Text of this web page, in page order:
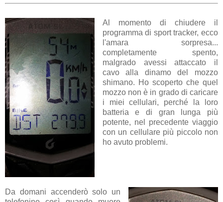
Al momento di chiudere il
programma di sport tracker, ecco
l'amara sorpresa...
completamente spento,
malgrado avessi attaccato il
cavo alla dinamo del mozzo
shimano. Ho scoperto che quel
mozzo non è in grado di caricare
i miei cellulari, perché la loro
batteria e di gran lunga più
potente, nel precedente viaggio
con un cellulare più piccolo non
ho avuto problemi.
Da domani accenderò solo un